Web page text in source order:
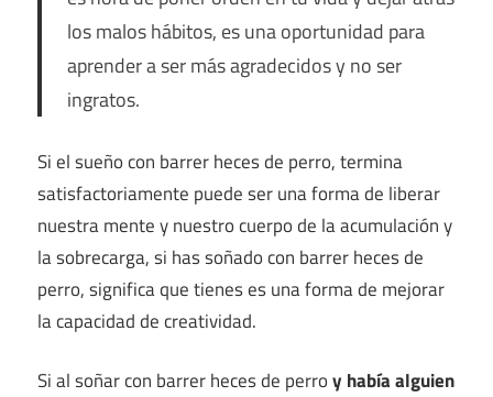
los malos hábitos, es una oportunidad para
aprender a ser más agradecidos y no ser
ingratos.
Si el sueño con barrer heces de perro, termina
satisfactoriamente puede ser una forma de liberar
nuestra mente y nuestro cuerpo de la acumulación y
la sobrecarga, si has soñado con barrer heces de
perro, significa que tienes es una forma de mejorar
la capacidad de creatividad.
Si al soñar con barrer heces de perroy había alguien